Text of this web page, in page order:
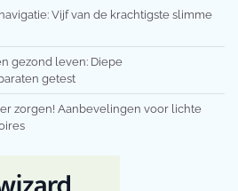
Vijf van de krachtigste slimme
gezond leven: Diepe
getest
zorgen! Aanbevelingen voor lichte